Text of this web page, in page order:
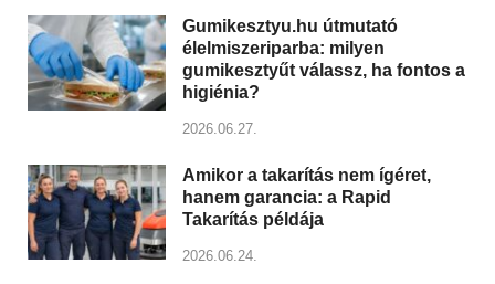
Gumikesztyu.hu útmutató
élelmiszeriparba: milyen
gumikesztyűt válassz, ha fontos a
higiénia?
2026.06.27.
Amikor a takarítás nem ígéret,
hanem garancia: a Rapid
Takarítás példája
2026.06.24.